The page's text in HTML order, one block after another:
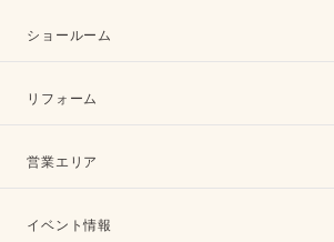
ショールーム
リフォーム
営業エリア
イベント情報